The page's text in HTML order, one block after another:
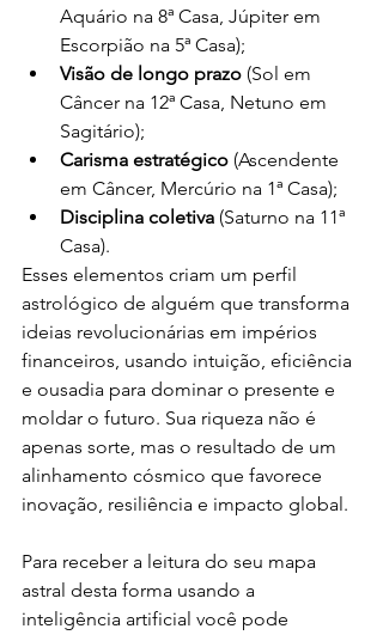
Aquário na 8ª Casa, Júpiter em
Escorpião na 5ª Casa);
Visão de longo prazo (Sol em
Câncer na 12ª Casa, Netuno em
Sagitário);
Carisma estratégico (Ascendente
em Câncer, Mercúrio na 1ª Casa);
Disciplina coletiva (Saturno na 11ª
Casa).
Esses elementos criam um perfil
astrológico de alguém que transforma
ideias revolucionárias em impérios
financeiros, usando intuição, eficiência
e ousadia para dominar o presente e
moldar o futuro. Sua riqueza não é
apenas sorte, mas o resultado de um
alinhamento cósmico que favorece
inovação, resiliência e impacto global.
Para receber a leitura do seu mapa
astral desta forma usando a
inteligência artificial você pode